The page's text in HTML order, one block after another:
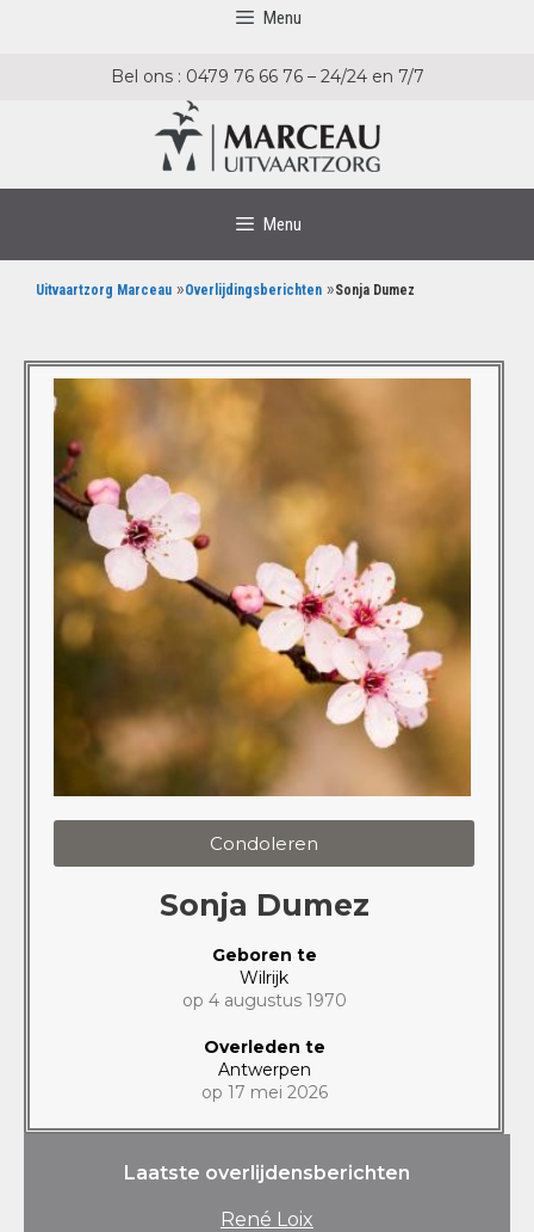
Menu
Bel ons : 0479 76 66 76 – 24/24 en 7/7
Menu
Uitvaartzorg Marceau »Overlijdingsberichten »Sonja Dumez
Condoleren
Sonja Dumez
Geboren te
Wilrijk
op 4 augustus 1970
Overleden te
Antwerpen
op 17 mei 2026
Laatste overlijdensberichten
René Loix